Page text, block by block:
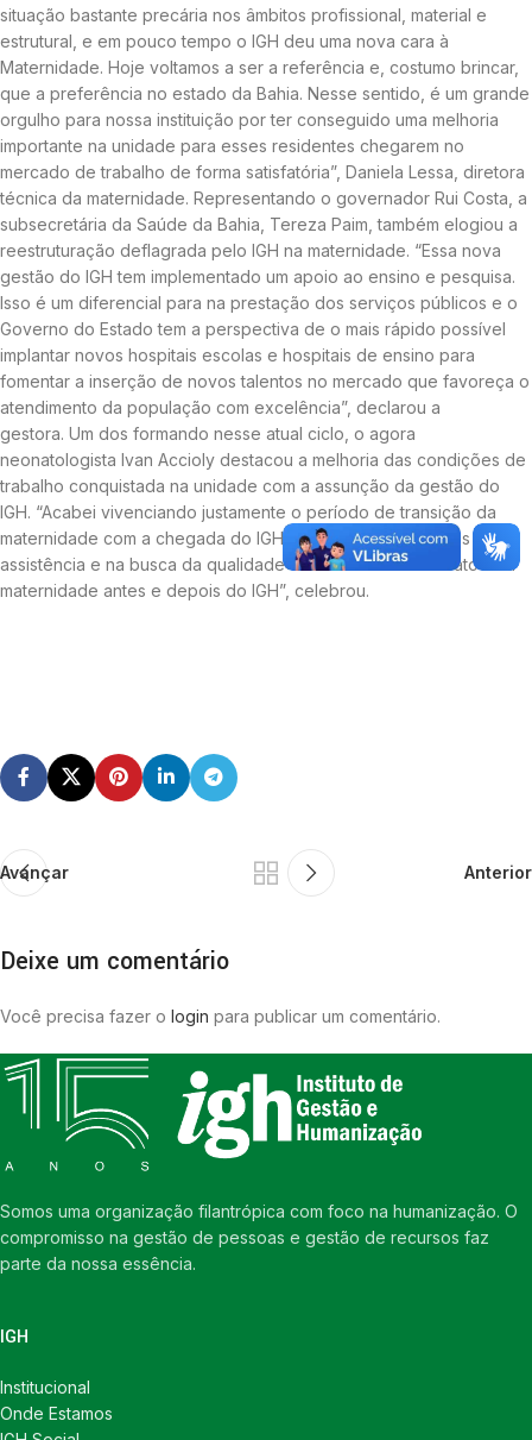
situação bastante precária nos âmbitos profissional, material e
estrutural, e em pouco tempo o IGH deu uma nova cara à
Maternidade. Hoje voltamos a ser a referência e, costumo brincar,
que a preferência no estado da Bahia. Nesse sentido, é um grande
orgulho para nossa instituição por ter conseguido uma melhoria
importante na unidade para esses residentes chegarem no
mercado de trabalho de forma satisfatória”, Daniela Lessa, diretora
técnica da maternidade. Representando o governador Rui Costa, a
subsecretária da Saúde da Bahia, Tereza Paim, também elogiou a
reestruturação deflagrada pelo IGH na maternidade. “Essa nova
gestão do IGH tem implementado um apoio ao ensino e pesquisa.
Isso é um diferencial para na prestação dos serviços públicos e o
Governo do Estado tem a perspectiva de o mais rápido possível
implantar novos hospitais escolas e hospitais de ensino para
fomentar a inserção de novos talentos no mercado que favoreça o
atendimento da população com excelência”, declarou a
gestora. Um dos formando nesse atual ciclo, o agora
neonatologista Ivan Accioly destacou a melhoria das condições de
trabalho conquistada na unidade com a assunção da gestão do
IGH. “Acabei vivenciando justamente o período de transição da
maternidade com a chegada do IGH e é notório os avanços na
assistência e na busca da qualidade estrutural. Existe de fato uma
maternidade antes e depois do IGH”, celebrou.
Avançar Anterior
Deixe um comentário
Você precisa fazer o login para publicar um comentário.
Somos uma organização filantrópica com foco na humanização. O
compromisso na gestão de pessoas e gestão de recursos faz
parte da nossa essência.
IGH
Institucional
Onde Estamos